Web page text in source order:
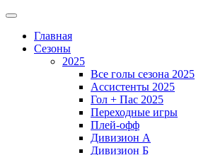
Главная
Сезоны
2025
Все голы сезона 2025
Ассистенты 2025
Гол + Пас 2025
Переходные игры
Плей-офф
Дивизион A
Дивизион Б